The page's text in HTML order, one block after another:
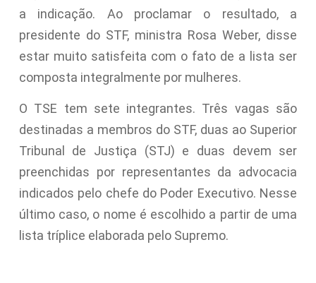
a indicação. Ao proclamar o resultado, a
presidente do STF, ministra Rosa Weber, disse
estar muito satisfeita com o fato de a lista ser
composta integralmente por mulheres.
O TSE tem sete integrantes. Três vagas são
destinadas a membros do STF, duas ao Superior
Tribunal de Justiça (STJ) e duas devem ser
preenchidas por representantes da advocacia
indicados pelo chefe do Poder Executivo. Nesse
último caso, o nome é escolhido a partir de uma
lista tríplice elaborada pelo Supremo.